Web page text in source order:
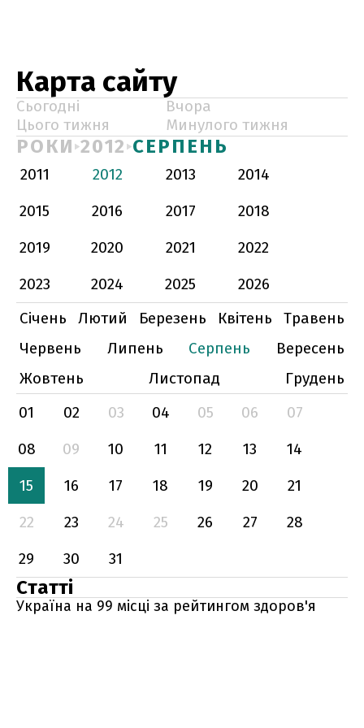
Карта сайту
Сьогодні
Вчора
Цього тижня
Минулого тижня
РОКИ 2012 СЕРПЕНЬ
2011 2012 2013
2014
2015
2016 2017
2018
2019
2020 2021
2022
2023
2024 2025
2026
Січень
Лютий Березень Квітень
Травень
Червень
Липень Серпень
Вересень
Жовтень
Листопад
Грудень
01
02 03 04 05 06
07
08
09 10 11 12 13
14
15
16 17 18 19 20
21
22
23 24 25 26 27
28
29
30 31
Статті
Україна на 99 місці за рейтингом здоров'я